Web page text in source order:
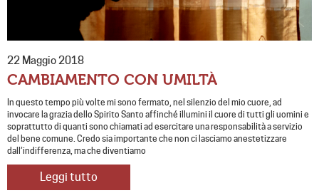
22 Maggio 2018
CAMBIAMENTO CON UMILTÀ
In questo tempo più volte mi sono fermato, nel silenzio del mio cuore, ad
invocare la grazia dello Spirito Santo affinché illumini il cuore di tutti gli uomini e
soprattutto di quanti sono chiamati ad esercitare una responsabilità a servizio
del bene comune. Credo sia importante che non ci lasciamo anestetizzare
dall’indifferenza, ma che diventiamo
Leggi tutto